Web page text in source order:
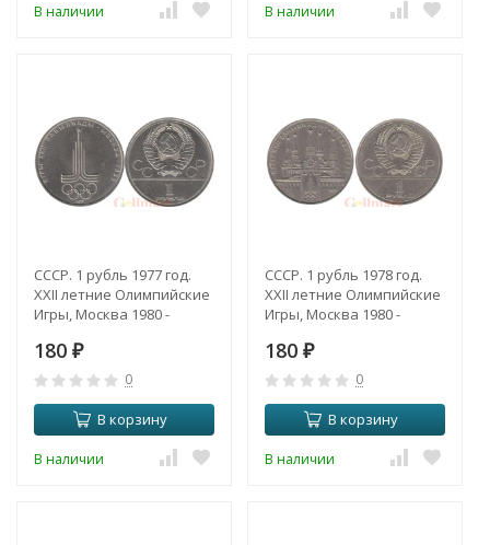
В наличии В наличии
СССР. 1 рубль 1977 год.
XXII летние Олимпийские
Игры, Москва 1980 -
180 ₽
0
В корзину
В наличии
СССР. 1 рубль 1978 год.
XXII летние Олимпийские
Игры, Москва 1980 -
180 ₽
0
В корзину
В наличии